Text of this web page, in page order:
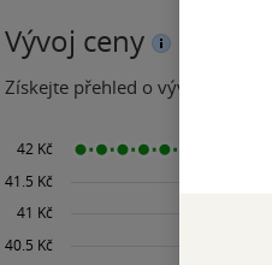
Vývoj ceny
Získejte přehled o vývoji ceny